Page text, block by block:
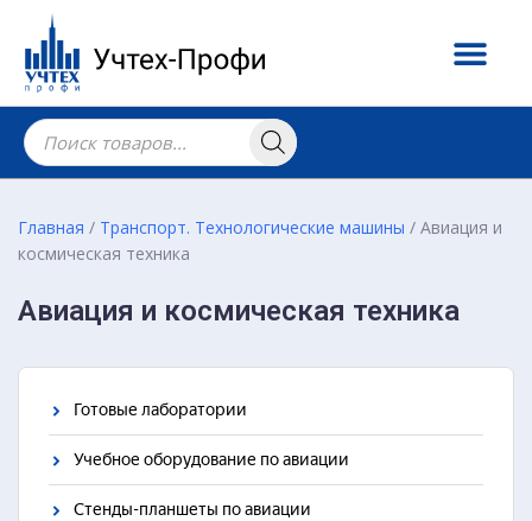
Главная / Транспорт. Технологические машины / Авиация и
космическая техника
Авиация и космическая техника
Готовые лаборатории
Учебное оборудование по авиации
Стенды-планшеты по авиации